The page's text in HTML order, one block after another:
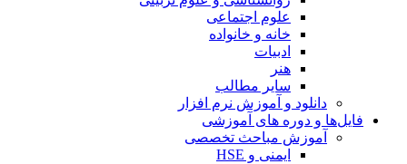
علوم اجتماعی
خانه و خانواده
ادبیات
هنر
سایر مطالب
دانلود و آموزش نرم افزار
فایل‌ها و دوره های آموزشی
آموزش مباحث تخصصی
ایمنی و HSE